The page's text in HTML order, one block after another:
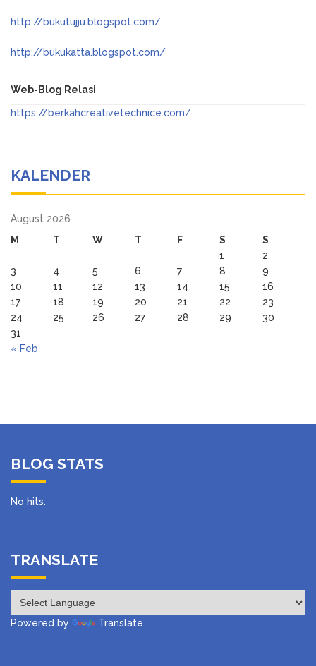
http://bukutujju.blogspot.com/
http://bukukatta.blogspot.com/
Web-Blog Relasi
https://berkahcreativetechnice.com/
KALENDER
August 2026
M
T W T F S S
« Feb
1
2
3
4 5 6 7 8
9
10
11 12 13 14 15
16
17
18 19 20 21 22
23
24
25 26 27 28 29
30
31
BLOG STATS
No hits.
TRANSLATE
Powered by Translate